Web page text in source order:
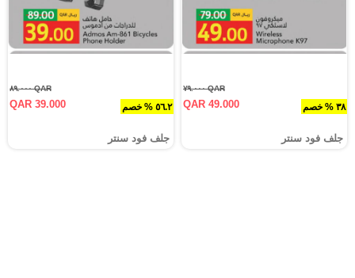
٣٨ % خصم
QAR ٧٩.٠٠٠
QAR 49.000
جلف فود سنتر
٥٦.٢ % خصم
QAR ٨٩.٠٠٠
QAR 39.000
جلف فود سنتر